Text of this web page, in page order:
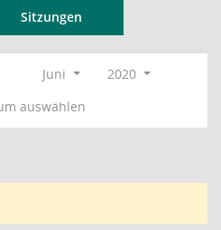
Sitzungen
Juni
2020
auswählen